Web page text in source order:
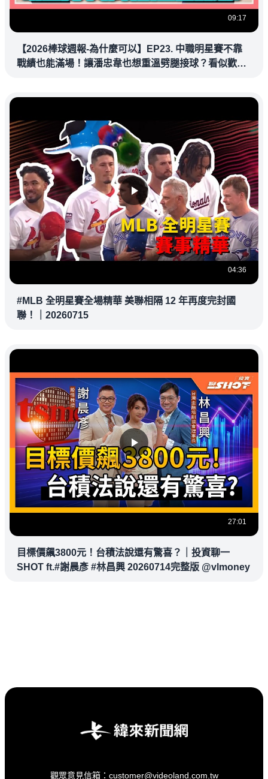
09:17
【2026棒球週報-為什麼可以】EP23. 中職明星賽不靠
戰績也能滿場！讓潘忠韋也想重溫劈腿接球？看似歡樂
04:36
#MLB 全明星賽全場精華 美聯相隔 12 年再度完封國
聯！｜20260715
27:01
目標價飆3800元！台積法說還有驚喜？｜投資聊一
SHOT ft.#謝晨彥 #林昌興 20260714完整版 @vlmoney
觀眾意見信箱：customer@videoland.com.tw